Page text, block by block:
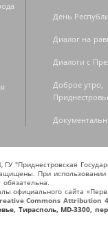
День
Диалог на
Диалоги с
Доброе утро,
ГУ "Приднестровская
При использовании
обязательна.
официального сайта
Commons Attribution
Тирасполь, MD-3300,